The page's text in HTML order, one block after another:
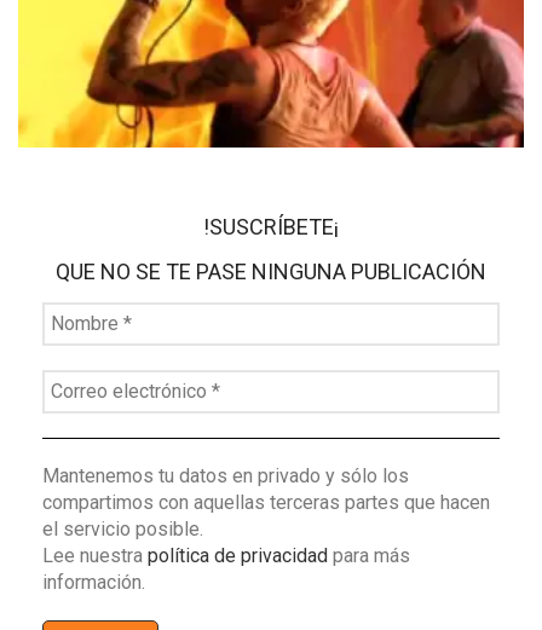
!SUSCRÍBETE¡
QUE NO SE TE PASE NINGUNA PUBLICACIÓN
Mantenemos tu datos en privado y sólo los
compartimos con aquellas terceras partes que hacen
el servicio posible.
Lee nuestra política de privacidad para más
información.